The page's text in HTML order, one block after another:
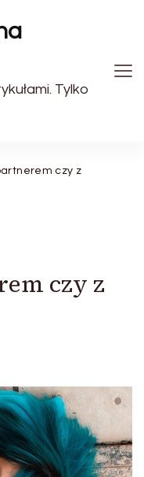
Tylko
czy z
czy z